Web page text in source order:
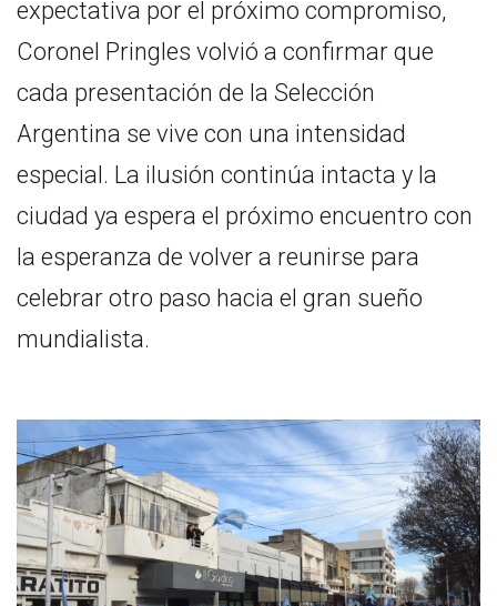
expectativa por el próximo compromiso,
Coronel Pringles volvió a confirmar que
cada presentación de la Selección
Argentina se vive con una intensidad
especial. La ilusión continúa intacta y la
ciudad ya espera el próximo encuentro con
la esperanza de volver a reunirse para
celebrar otro paso hacia el gran sueño
mundialista.